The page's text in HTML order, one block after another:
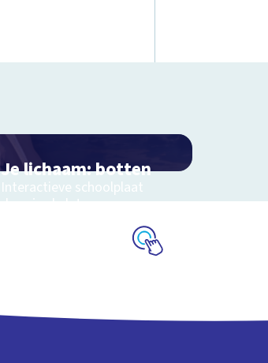
Je lichaam: botten
Interactieve schoolplaat
door je skelet